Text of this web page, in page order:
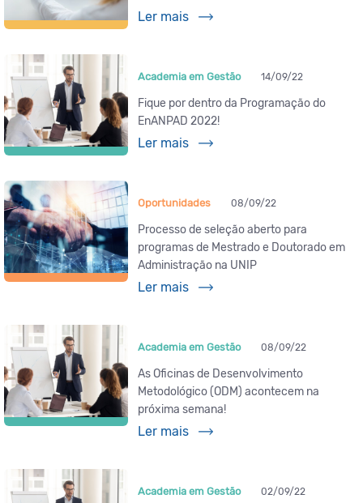
Ler mais
Academia em Gestão 14/09/22
Fique por dentro da Programação do
EnANPAD 2022!
Ler mais
Oportunidades 08/09/22
Processo de seleção aberto para
programas de Mestrado e Doutorado em
Administração na UNIP
Ler mais
Academia em Gestão 08/09/22
As Oficinas de Desenvolvimento
Metodológico (ODM) acontecem na
próxima semana!
Ler mais
Academia em Gestão 02/09/22